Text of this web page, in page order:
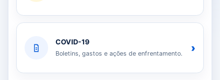
COVID-19
Boletins, gastos e ações de enfrentamento. ›